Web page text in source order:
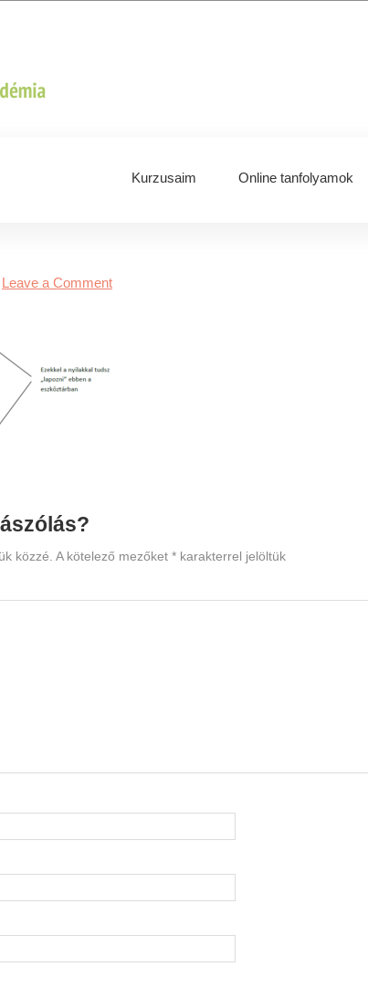
Kurzusaim Online tanfolyamok
Leave a Comment
közzé. A kötelező mezőket * karakterrel jelöltük